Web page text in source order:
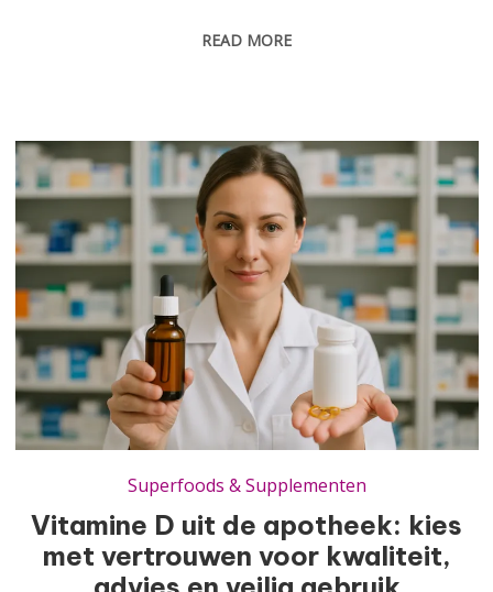
READ MORE
Vitamine D uit de apotheek: kies met vertrouwen voor kwaliteit, advies en veilig gebruik
Superfoods & Supplementen
Vitamine D uit de apotheek: kies
met vertrouwen voor kwaliteit,